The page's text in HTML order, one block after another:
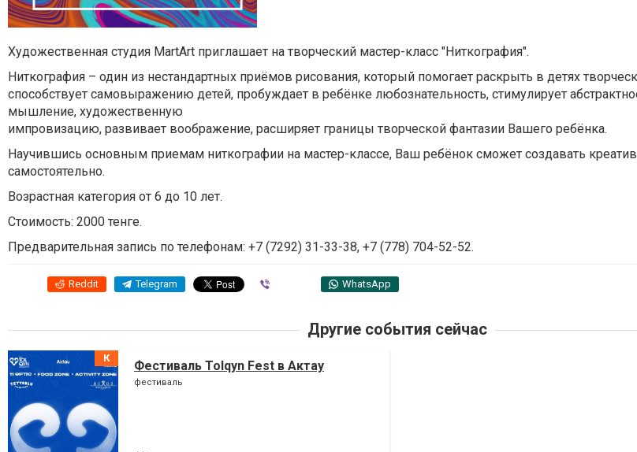
Художественная студия MartArt приглашает на творческий мастер-класс "Ниткография".
Ниткография – один из нестандартных приёмов рисования, который помогает раскрыть в детях
способствует самовыражению детей, пробуждает в ребёнке любознательность, стимулирует
мышление, художественную
импровизацию, развивает воображение, расширяет границы творческой фантазии Вашего ребёнка.
Научившись основным приемам ниткографии на мастер-классе, Ваш ребёнок сможет создавать
самостоятельно.
Возрастная категория от 6 до 10 лет.
Стоимость: 2000 тенге.
Предварительная запись по телефонам: +7 (7292) 31-33-38, +7 (778) 704-52-52.
Reddit Telegram WhatsApp
Другие события сейчас
Фестиваль Tolqyn Fest в Актау
фестиваль